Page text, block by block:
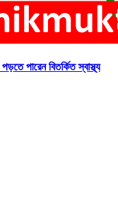
পারেন বিতর্কিত স্বাস্থ্য